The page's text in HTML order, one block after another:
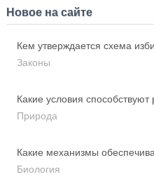
Новое на сайте
Кем утверждается схема
Законы
Какие условия
Природа
Какие механизмы
Биология